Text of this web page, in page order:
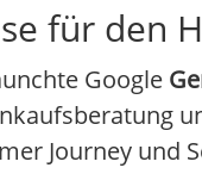
für den
Google
Journey und